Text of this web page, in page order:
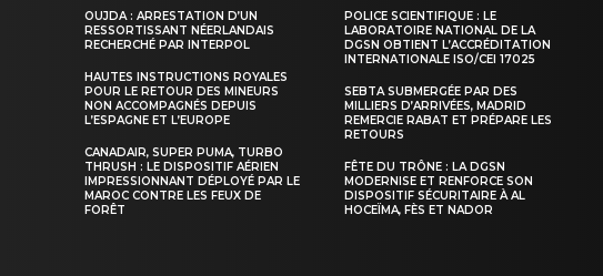
OUJDA : ARRESTATION D’UN
RESSORTISSANT NÉERLANDAIS
RECHERCHÉ PAR INTERPOL
HAUTES INSTRUCTIONS ROYALES
POUR LE RETOUR DES MINEURS
NON ACCOMPAGNÉS DEPUIS
L’ESPAGNE ET L’EUROPE
CANADAIR, SUPER PUMA, TURBO
THRUSH : LE DISPOSITIF AÉRIEN
IMPRESSIONNANT DÉPLOYÉ PAR LE
MAROC CONTRE LES FEUX DE
FORÊT
POLICE SCIENTIFIQUE : LE
LABORATOIRE NATIONAL DE LA
DGSN OBTIENT L’ACCRÉDITATION
INTERNATIONALE ISO/CEI 17025
SEBTA SUBMERGÉE PAR DES
MILLIERS D’ARRIVÉES, MADRID
REMERCIE RABAT ET PRÉPARE LES
RETOURS
FÊTE DU TRÔNE : LA DGSN
MODERNISE ET RENFORCE SON
DISPOSITIF SÉCURITAIRE À AL
HOCEÏMA, FÈS ET NADOR